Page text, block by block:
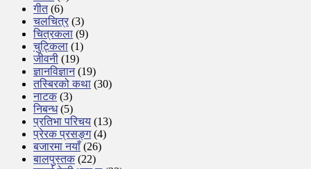
गीत(6)
चलचित्र (3)
चित्रकला (9)
चुट्किला (1)
जीवनी (19)
ज्ञानविज्ञान(19)
तस्बिरको कथा (30)
नाटक(3)
निबन्ध(5)
प्रतिभा परिचय (13)
प्रेरक प्रसङ्ग(4)
बजारमा नयाँ(26)
बालपुस्तक(22)